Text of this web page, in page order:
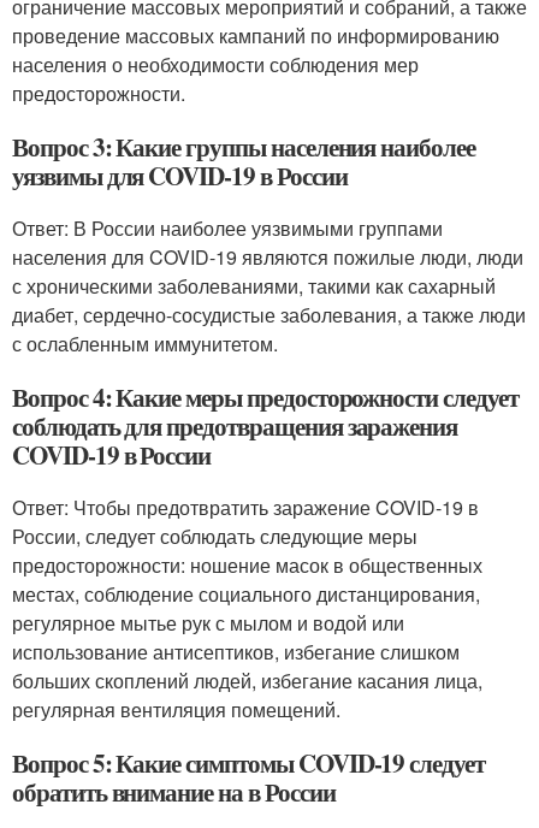
ограничение массовых мероприятий и собраний, а также
проведение массовых кампаний по информированию
населения о необходимости соблюдения мер
предосторожности.
Вопрос 3: Какие группы населения наиболее
уязвимы для COVID-19 в России
Ответ: В России наиболее уязвимыми группами
населения для COVID-19 являются пожилые люди, люди
с хроническими заболеваниями, такими как сахарный
диабет, сердечно-сосудистые заболевания, а также люди
с ослабленным иммунитетом.
Вопрос 4: Какие меры предосторожности следует
соблюдать для предотвращения заражения
COVID-19 в России
Ответ: Чтобы предотвратить заражение COVID-19 в
России, следует соблюдать следующие меры
предосторожности: ношение масок в общественных
местах, соблюдение социального дистанцирования,
регулярное мытье рук с мылом и водой или
использование антисептиков, избегание слишком
больших скоплений людей, избегание касания лица,
регулярная вентиляция помещений.
Вопрос 5: Какие симптомы COVID-19 следует
обратить внимание на в России